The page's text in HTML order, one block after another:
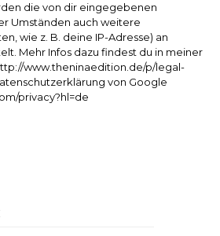
die von dir eingegebenen
Umständen auch weitere
wie z. B. deine IP-Adresse) an
Mehr Infos dazu findest du in meiner
www.theninaedition.de/p/legal-
von Google
privacy?hl=de